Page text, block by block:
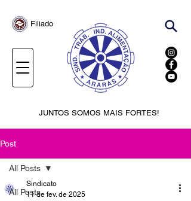
Filiado
JUNTOS SOMOS MAIS FORTES!
Post
All Posts
All Posts
Sindicato
11 de fev. de 2025